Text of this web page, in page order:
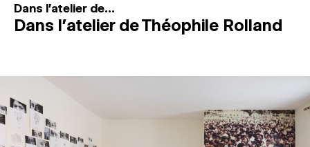
Dans l'atelier de...
Dans l’atelier de Théophile Rolland